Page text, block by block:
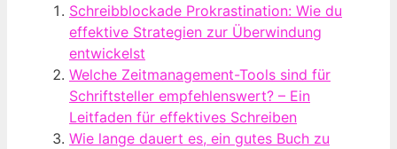
Schreibblockade Prokrastination: Wie du
effektive Strategien zur Überwindung
entwickelst
Welche Zeitmanagement-Tools sind für
Schriftsteller empfehlenswert? – Ein
Leitfaden für effektives Schreiben
Wie lange dauert es, ein gutes Buch zu